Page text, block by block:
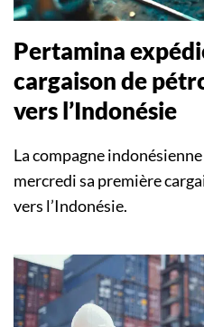
Pertamina
cargaison de
vers l’Indonésie
La compagne
mercredi sa première
vers l’Indonésie.